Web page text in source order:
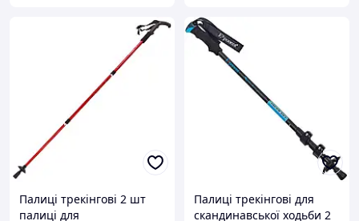
Палиці трекінгові 2 шт
палиці для
Палиці трекінгові для
скандинавської ходьби 2